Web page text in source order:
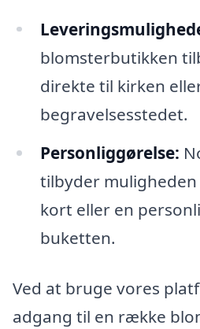
blomsterbutikken
direkte til kirken
begravelsesstedet.
Personliggørelse:
tilbyder
kort eller en
buketten.
Ved at bruge vores
adgang til en række